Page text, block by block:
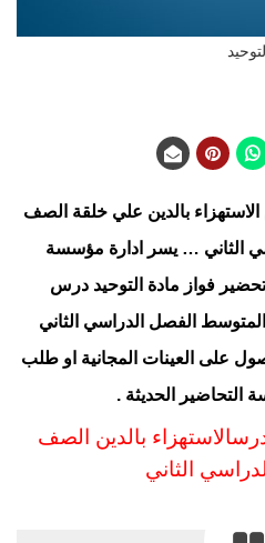
التوحيد
بالدين علي خلقة الصف
الثاني … يسر ادارة مؤسسة
فواز مادة التوحيد درس
المتوسط الفصل الدراسي الثاني
على العينات المجانية او طلب
التحاضير الحديثة .
بالدين الصف
الثاني